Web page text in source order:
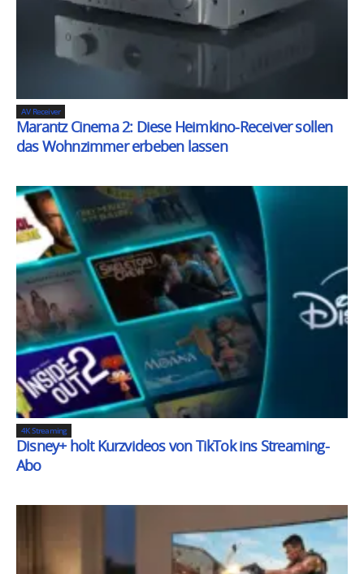
AV Receiver
Marantz Cinema 2: Diese Heimkino-Receiver sollen
das Wohnzimmer erbeben lassen
4K Streaming
Disney+ holt Kurzvideos von TikTok ins Streaming-
Abo